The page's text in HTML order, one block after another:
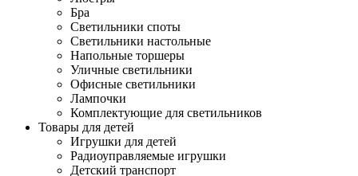
Бра
Светильники споты
Светильники настольные
Напольные торшеры
Уличные светильники
Офисные светильники
Лампочки
Комплектующие для светильников
Товары для детей
Игрушки для детей
Радиоуправляемые игрушки
Детский транспорт